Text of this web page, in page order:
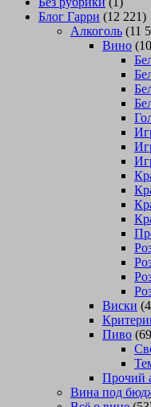
Блог Гарри (12 221)
Алкоголь (11
Вино
Виски
Пиво
Прочий
Вина под